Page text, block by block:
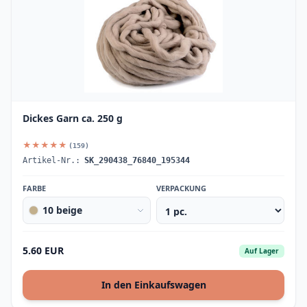
Dickes Garn ca. 250 g
★★★★★ (159)
Artikel-Nr.: SK_290438_76840_195344
FARBE
10 beige
VERPACKUNG
5.60 EUR Auf Lager
In den Einkaufswagen